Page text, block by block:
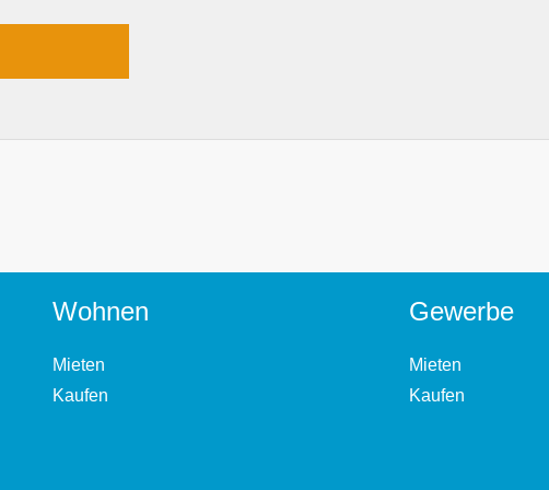
Wohnen
Mieten
Kaufen
Gewerbe
Mieten
Kaufen